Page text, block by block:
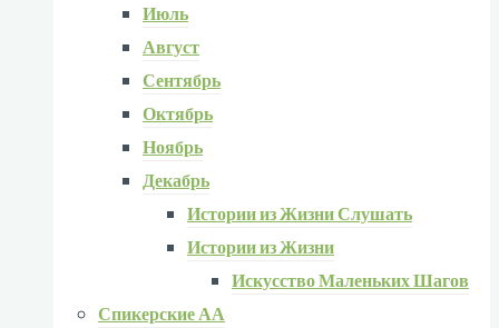
Июль
Август
Сентябрь
Октябрь
Ноябрь
Декабрь
Истории из Жизни Слушать
Истории из Жизни
Искусство Маленьких Шагов
Спикерские АА